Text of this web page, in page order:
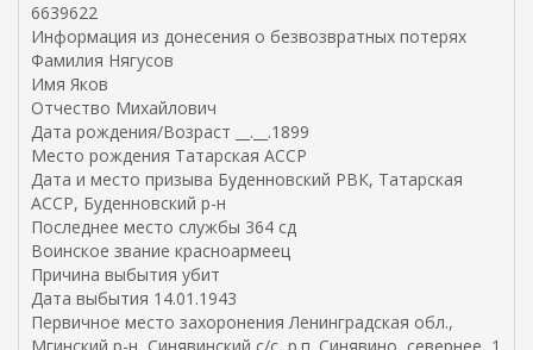
6639622
Информация из донесения о безвозвратных потерях
Фамилия Нягусов
Имя Яков
Отчество Михайлович
Дата рождения/Возраст __.__.1899
Место рождения Татарская АССР
Дата и место призыва Буденновский РВК, Татарская
АССР, Буденновский р-н
Последнее место службы 364 сд
Воинское звание красноармеец
Причина выбытия убит
Дата выбытия 14.01.1943
Первичное место захоронения Ленинградская обл.,